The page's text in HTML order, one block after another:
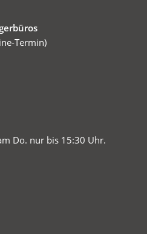
Termin)
Do. nur bis 15:30 Uhr.